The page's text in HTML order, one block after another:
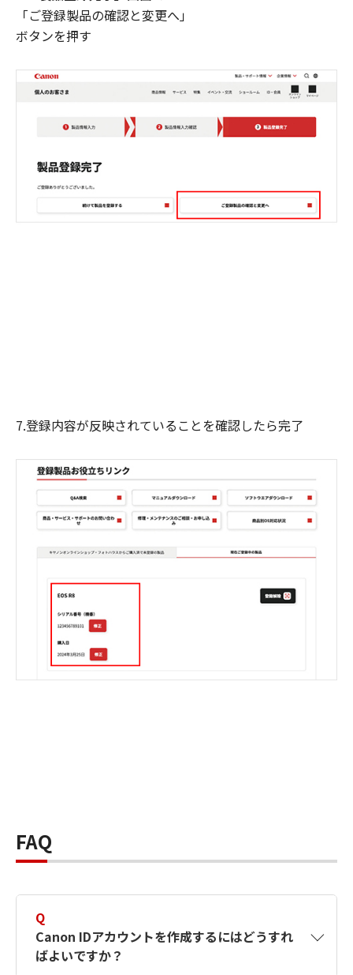
「ご登録製品の確認と変更へ」
ボタンを押す
7.登録内容が反映されていることを確認したら完了
FAQ
Q
Canon IDアカウントを作成するにはどうすれ
ばよいですか？